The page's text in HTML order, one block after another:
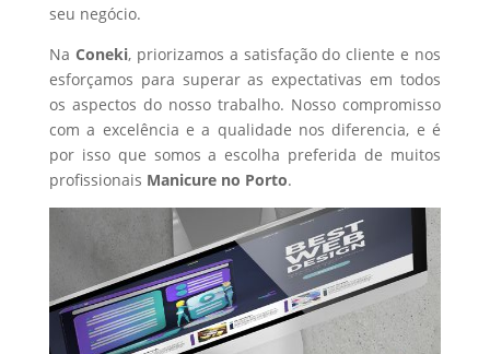
seu negócio.
Na Coneki, priorizamos a satisfação do cliente e nos
esforçamos para superar as expectativas em todos
os aspectos do nosso trabalho. Nosso compromisso
com a excelência e a qualidade nos diferencia, e é
por isso que somos a escolha preferida de muitos
profissionais Manicureno Porto.